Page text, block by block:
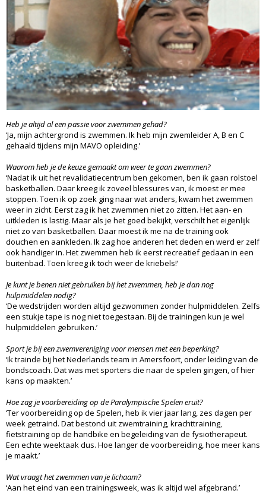
Heb je altijd al een passie voor zwemmen gehad?
‘Ja, mijn achtergrond is zwemmen. Ik heb mijn zwemleider A, B en C
gehaald tijdens mijn MAVO opleiding.’
Waarom heb je de keuze gemaakt om weer te gaan zwemmen?
‘Nadat ik uit het revalidatiecentrum ben gekomen, ben ik gaan rolstoel
basketballen. Daar kreeg ik zoveel blessures van, ik moest er mee
stoppen. Toen ik op zoek ging naar wat anders, kwam het zwemmen
weer in zicht. Eerst zag ik het zwemmen niet zo zitten. Het aan- en
uitkleden is lastig. Maar als je het goed bekijkt, verschilt het eigenlijk
niet zo van basketballen. Daar moest ik me na de training ook
douchen en aankleden. Ik zag hoe anderen het deden en werd er zelf
ook handiger in. Het zwemmen heb ik eerst recreatief gedaan in een
buitenbad. Toen kreeg ik toch weer de kriebels!’
Je kunt je benen niet gebruiken bij het zwemmen, heb je dan nog
hulpmiddelen nodig?
‘De wedstrijden worden altijd gezwommen zonder hulpmiddelen. Zelfs
een stukje tape is nog niet toegestaan. Bij de trainingen kun je wel
hulpmiddelen gebruiken.’
Sport je bij een zwemvereniging voor mensen met een beperking?
‘Ik trainde bij het Nederlands team in Amersfoort, onder leiding van de
bondscoach. Dat was met sporters die naar de spelen gingen, of hier
kans op maakten.’
Hoe zag je voorbereiding op de Paralympische Spelen eruit?
‘Ter voorbereiding op de Spelen, heb ik vier jaar lang, zes dagen per
week getraind. Dat bestond uit zwemtraining, krachttraining,
fietstraining op de handbike en begeleiding van de fysiotherapeut.
Een echte weektaak dus. Hoe langer de voorbereiding, hoe meer kans
je maakt.’
Wat vraagt het zwemmen van je lichaam?
‘Aan het eind van een trainingsweek, was ik altijd wel afgebrand.’